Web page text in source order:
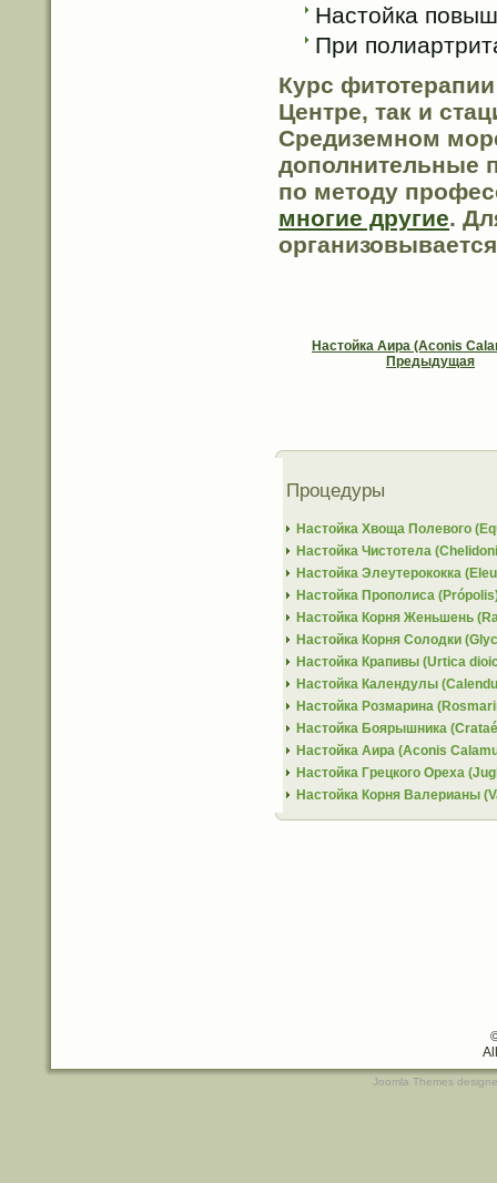
Настойка
При
Курс
Центре, так и
Средиземном
дополнительные
по методу
многие другие.
Настойка Аира (Aconis
Предыдущая
Процедуры
Настойка Хвоща Полевого
Настойка Чистотела
Настойка Элеутерококка
Настойка Прополиса
Настойка Корня Женьшень
Настойка Корня Солодки
Настойка Крапивы (Urtica
Настойка Календулы
Настойка Розмарина
Настойка Боярышника
Настойка Аира (Aconis
Настойка Грецкого Ореха
Настойка Корня Валерианы
Joomla Themes